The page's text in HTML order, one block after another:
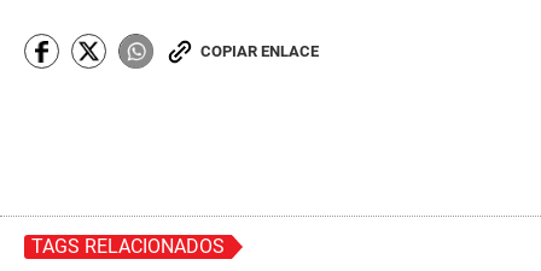
COPIAR ENLACE
TAGS RELACIONADOS